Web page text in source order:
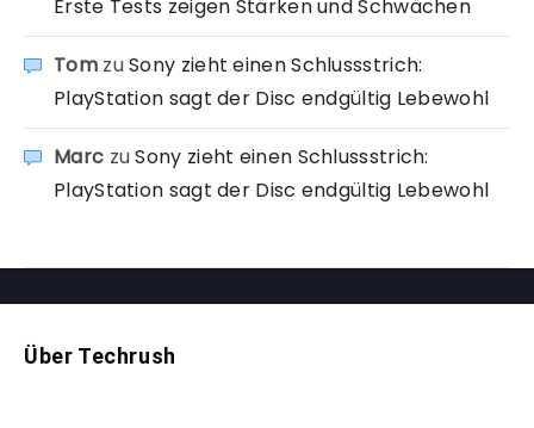
Erste Tests zeigen Stärken und Schwächen
TomzuSony zieht einen Schlussstrich:
PlayStation sagt der Disc endgültig Lebewohl
Marc zuSony zieht einen Schlussstrich:
PlayStation sagt der Disc endgültig Lebewohl
Über Techrush